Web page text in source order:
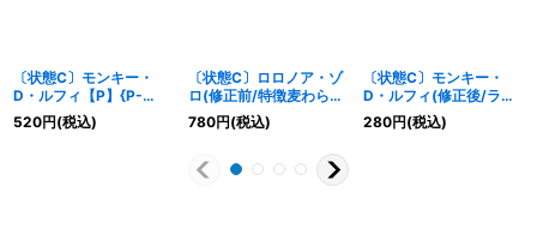
〔状態C〕モンキー・
D・ルフィ【P】{P-
006}
520円(税込)
〔状態C〕ロロノア・ゾ
ロ(修正前/特徴麦わらの
一味)【P】{P-042}
780円(税込)
〔状態C〕モンキー・
D・ルフィ(修正後/ライ
フ5/illust:AKIRA
EGAWA)【L】{P}
280円(税込)